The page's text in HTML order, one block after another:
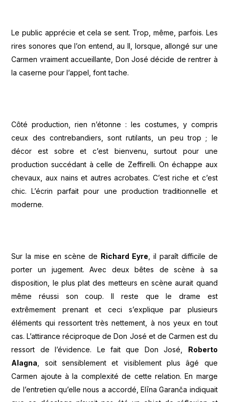
Le public apprécie et cela se sent. Trop, même, parfois. Les
rires sonores que l’on entend, au II, lorsque, allongé sur une
Carmen vraiment accueillante, Don José décide de rentrer à
la caserne pour l’appel, font tache.
Côté production, rien n’étonne : les costumes, y compris
ceux des contrebandiers, sont rutilants, un peu trop ; le
décor est sobre et c’est bienvenu, surtout pour une
production succédant à celle de Zeffirelli. On échappe aux
chevaux, aux nains et autres acrobates. C’est riche et c’est
chic. L’écrin parfait pour une production traditionnelle et
moderne.
Sur la mise en scène de Richard Eyre, il paraît difficile de
porter un jugement. Avec deux bêtes de scène à sa
disposition, le plus plat des metteurs en scène aurait quand
même réussi son coup. Il reste que le drame est
extrêmement prenant et ceci s’explique par plusieurs
éléments qui ressortent très nettement, à nos yeux en tout
cas. L’attirance réciproque de Don José et de Carmen est du
ressort de l’évidence. Le fait que Don José,
Roberto
Alagna, soit sensiblement et visiblement plus âgé que
Carmen ajoute à la complexité de cette relation. En marge
de l’entretien qu’elle nous a accordé, Elīna Garanča indiquait